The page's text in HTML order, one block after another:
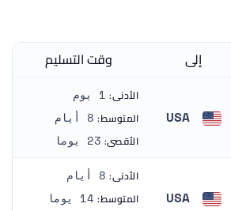
إلى وقت التسليم
USA
الأدنى: 1 يوم
المتوسط: 8 أيام
الأقصى: 23 يوما
USA
الأدنى: 8 أيام
المتوسط: 14 يوما